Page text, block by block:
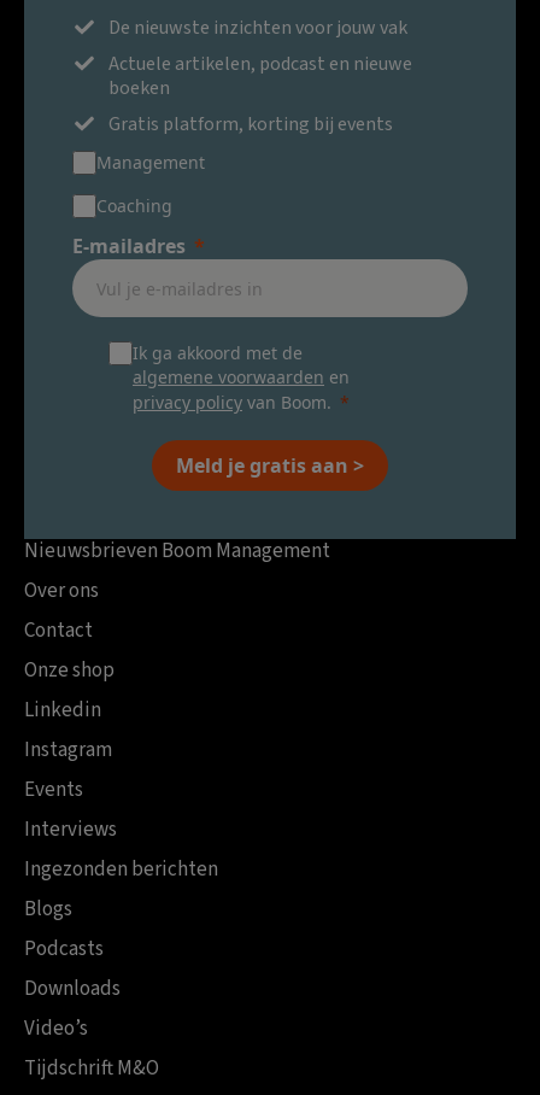
De nieuwste inzichten voor jouw vak
Actuele artikelen, podcast en nieuwe
boeken
Gratis platform, korting bij events
Management
Coaching
E-mailadres
Ik ga akkoord met de
algemene voorwaarden en
privacy policy van Boom.
Meld je gratis aan >
Nieuwsbrieven Boom Management
Over ons
Contact
Onze shop
Linkedin
Instagram
Events
Interviews
Ingezonden berichten
Blogs
Podcasts
Downloads
Video’s
Tijdschrift M&O